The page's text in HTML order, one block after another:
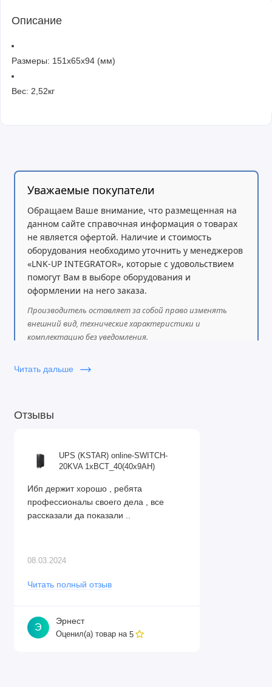
Описание
Размеры: 151х65х94 (мм)
Вес: 2,52кг
Уважаемые покупатели
Обращаем Ваше внимание, что размещенная на
данном сайте справочная информация о товарах
не является офертой. Наличие и стоимость
оборудования необходимо уточнить у менеджеров
«LNK-UP INTEGRATOR», которые с удовольствием
помогут Вам в выборе оборудования и
оформлении на него заказа.
Производитель оставляет за собой право изменять
внешний вид, технические характеристики и
комплектацию без уведомления.
Читать дальше
Отзывы
UPS (KSTAR) online-SWITCH-
20KVA 1xBCT_40(40x9AH)
Ибп держит хорошо , ребята
профессионалы своего дела , все
рассказали да показали ..
08.03.2024
Читать полный отзыв
Э
Эрнест
Оценил(а) товар на 5